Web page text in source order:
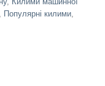
, Популярні килими,